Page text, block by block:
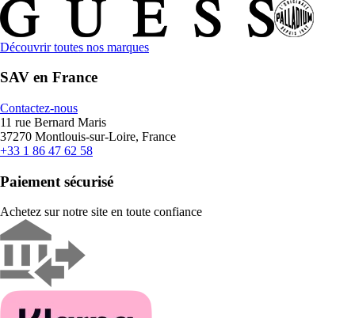
Découvrir toutes nos marques
SAV en France
Contactez-nous
11 rue Bernard Maris
37270 Montlouis-sur-Loire, France
+33 1 86 47 62 58
Paiement sécurisé
Achetez sur notre site en toute confiance